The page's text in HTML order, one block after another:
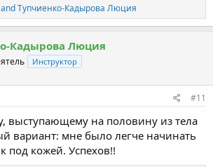
andТупчиенко-Кадырова Люция
Кадырова Люция
Инструктор
#11
выступающему на половину из тела
вариант: мне было легче начинать
под кожей. Успехов!!